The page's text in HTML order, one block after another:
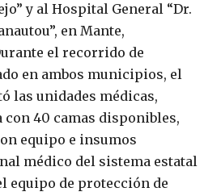
y al Hospital General “Dr.
en Mante,
el recorrido de
en ambos municipios, el
las unidades médicas,
con 40 camas disponibles,
equipo e insumos
médico del sistema estatal
equipo de protección de